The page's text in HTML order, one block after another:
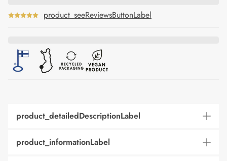
product_seeReviewsButtonLabel
product_detailedDescriptionLabel
product_informationLabel